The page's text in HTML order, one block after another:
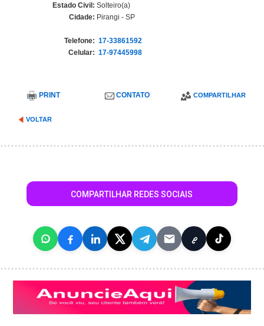
Estado Civil: Solteiro(a)
Cidade: Pirangi - SP
Telefone: 17-33861592
Celular: 17-97445998
PRINT CONTATO COMPARTILHAR
VOLTAR
COMPARTILHAR REDES SOCIAIS